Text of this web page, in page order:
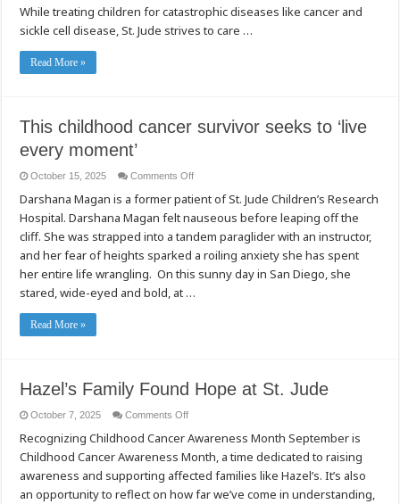
While treating children for catastrophic diseases like cancer and
sickle cell disease, St. Jude strives to care …
Read More »
This childhood cancer survivor seeks to ‘live
every moment’
October 15, 2025 Comments Offon
childhood
cancer
survivor
to
every
moment’
Darshana Magan is a former patient of St. Jude Children’s Research
Hospital. Darshana Magan felt nauseous before leaping off the
cliff. She was strapped into a tandem paraglider with an instructor,
and her fear of heights sparked a roiling anxiety she has spent
her entire life wrangling. On this sunny day in San Diego, she
stared, wide-eyed and bold, at …
Read More »
Hazel’s Family Found Hope at St. Jude
October 7, 2025 Comments Offon
Family
Found
Hope
St.
Jude
Recognizing Childhood Cancer Awareness Month September is
Childhood Cancer Awareness Month, a time dedicated to raising
awareness and supporting affected families like Hazel’s. It’s also
an opportunity to reflect on how far we’ve come in understanding,